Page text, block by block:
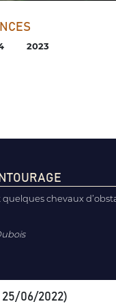
2023
chevaux
25/06/2022)